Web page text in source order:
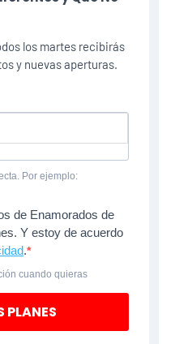
los martes recibirás
y nuevas aperturas.
Por ejemplo:
de Enamorados de
Y estoy de acuerdo
.
cuando quieras
PLANES